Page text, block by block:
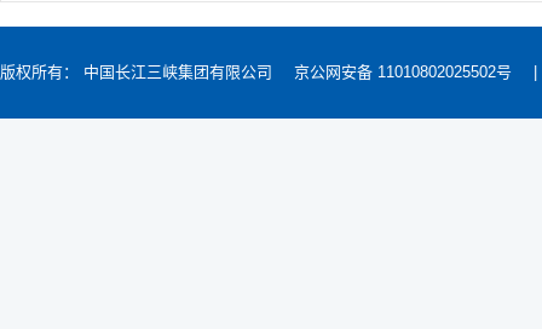
版权所有： 中国长江三峡集团有限公司 京公网安备 11010802025502号